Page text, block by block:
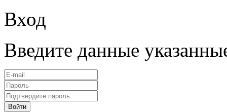
Вход
Введите данные